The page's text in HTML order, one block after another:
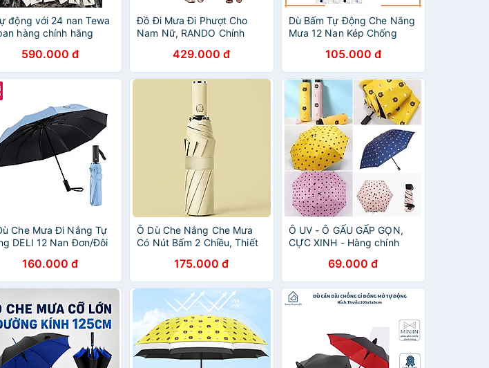
động với 24 nan Tewa
hàng chính hãng
590.000 đ
Đồ Đi Mưa Đi Phượt Cho
Nam Nữ, RANDO Chính
Nhanh Khô, Bền Bỉ, Không
Thấm Nước
429.000 đ
Dù Bấm Tự Động Che Nắng
Mưa 12 Nan Kép Chống
Nhỏ Gọn Tiện Lợi
105.000 đ
Che Mưa Đi Nắng Tự
DELI 12 Nan Đơn/Đôi
Mở Thông Minh Nhiều
160.000 đ
Ô Dù Che Nắng Che Mưa
Có Nút Bấm 2 Chiều, Thiết
Hàng Chất Lượng
175.000 đ
Ô UV - Ô GẤU GẤP GỌN,
CỰC XINH - Hàng chính
69.000 đ